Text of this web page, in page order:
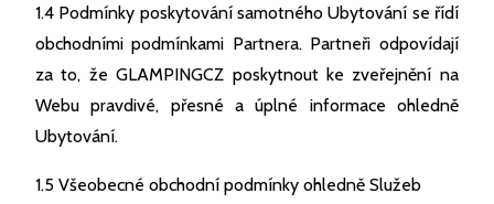
1.4 Podmínky poskytování samotného Ubytování se řídí
obchodními podmínkami Partnera. Partneři odpovídají
za to, že GLAMPINGCZ poskytnout ke zveřejnění na
Webu pravdivé, přesné a úplné informace ohledně
Ubytování.
1.5 Všeobecné obchodní podmínky ohledně Služeb